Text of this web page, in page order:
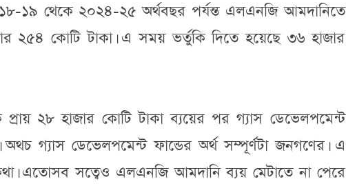
১৯ থেকে ২০২৪-২৫ অর্থবছর পর্যন্ত এলএনজি আমদানিতে
২৫৪ কোটি টাকা। এ সময় ভর্তুকি দিতে হয়েছে ৩৬ হাজার
প্রায় ২৮ হাজার কোটি টাকা ব্যয়ের পর গ্যাস ডেভেলপমেন্ট
গ্যাস ডেভেলপমেন্ট ফান্ডের অর্থ সম্পূর্ণটা জনগণের। এ
এতোসব সত্বেও এলএনজি আমদানি ব্যয় মেটাতে না পেরে